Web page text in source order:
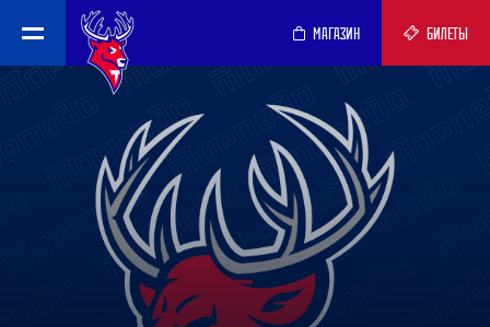
МАГАЗИН БИЛЕТЫ